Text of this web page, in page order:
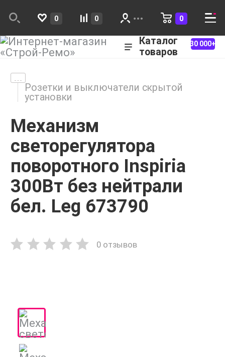
0 0 0
Каталог
товаров
30 000+
Розетки и выключатели скрытой
установки
Механизм
светорегулятора
поворотного Inspiria
300Вт без нейтрали
бел. Leg 673790
0 отзывов